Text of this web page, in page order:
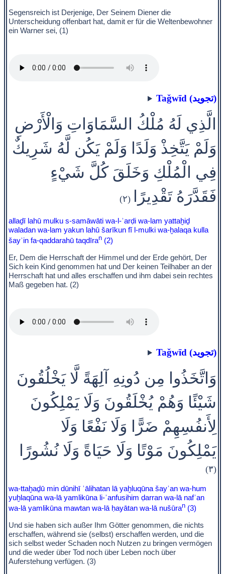
Segensreich ist Derjenige, Der Seinem Diener die
Unterscheidung offenbart hat, damit er für die Weltenbewohner
ein Warner sei, (1)
Taǧwīd (تجويد)
الَّذِي لَهُ مُلْكُ السَّمَاوَاتِ وَالْأَرْضِ
وَلَمْ يَتَّخِذْ وَلَدًا وَلَمْ يَكُن لَّهُ شَرِيكٌ
فِي الْمُلْكِ وَخَلَقَ كُلَّ شَيْءٍ
فَقَدَّرَهُ تَقْدِيرًا
(٢)
allaḏī lahū mulku s-samāwāti wa-l-ʾarḍi wa-lam yattaḫiḏ
waladan wa-lam yakun lahū šarīkun fĭ l-mulki wa-ḫalaqa kulla
šayʾin fa-qaddarahū taqdīran (2)
Er, Dem die Herrschaft der Himmel und der Erde gehört, Der
Sich kein Kind genommen hat und Der keinen Teilhaber an der
Herrschaft hat und alles erschaffen und ihm dabei sein rechtes
Maß gegeben hat. (2)
Taǧwīd (تجويد)
وَاتَّخَذُوا مِن دُونِهِ آلِهَةً لَّا يَخْلُقُونَ
شَيْئًا وَهُمْ يُخْلَقُونَ وَلَا يَمْلِكُونَ
لِأَنفُسِهِمْ ضَرًّا وَلَا نَفْعًا وَلَا
يَمْلِكُونَ مَوْتًا وَلَا حَيَاةً وَلَا نُشُورًا
(٣)
wa-ttaḫaḏū min dūnihī ʾālihatan lā yaḫluqūna šayʾan wa-hum
yuḫlaqūna wa-lā yamlikūna li-ʾanfusihim ḍarran wa-lā nafʿan
wa-lā yamlikūna mawtan wa-lā ḥayātan wa-lā nušūran (3)
Und sie haben sich außer Ihm Götter genommen, die nichts
erschaffen, während sie (selbst) erschaffen werden, und die
sich selbst weder Schaden noch Nutzen zu bringen vermögen
und die weder über Tod noch über Leben noch über
Auferstehung verfügen. (3)